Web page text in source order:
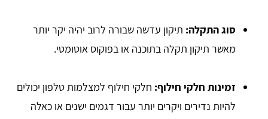
סוג התקלה: תיקון עדשה שבורה לרוב יהיה יקר יותר
מאשר תיקון תקלה בתוכנה או בפוקוס אוטומטי.
זמינות חלקי חילוף: חלקי חילוף למצלמות טלפון יכולים
להיות נדירים ויקרים יותר עבור דגמים ישנים או כאלה